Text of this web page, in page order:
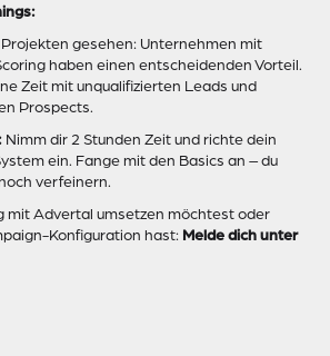
Projekten gesehen: Unternehmen mit
haben einen entscheidenden Vorteil.
Zeit mit unqualifizierten Leads und
Prospects.
Nimm dir 2 Stunden Zeit und richte dein
ein. Fange mit den Basics an – du
verfeinern.
mit Advertal umsetzen möchtest oder
Konfiguration hast: Melde dich unter